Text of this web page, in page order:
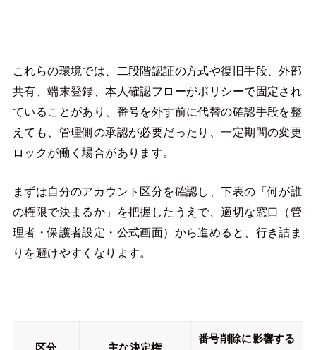
これらの環境では、二段階認証の方式や復旧手段、外部
共有、端末登録、本人確認フローがポリシーで固定され
ていることがあり、番号を外す前に代替の確認手段を整
えても、管理側の承認が必要だったり、一定期間の変更
ロックが働く場合があります。
まずは自分のアカウント区分を確認し、下表の「何が誰
の権限で決まるか」を把握したうえで、適切な窓口（管
理者・保護者設定・公式画面）から進めると、行き詰ま
りを避けやすくなります。
番号削除に影響する